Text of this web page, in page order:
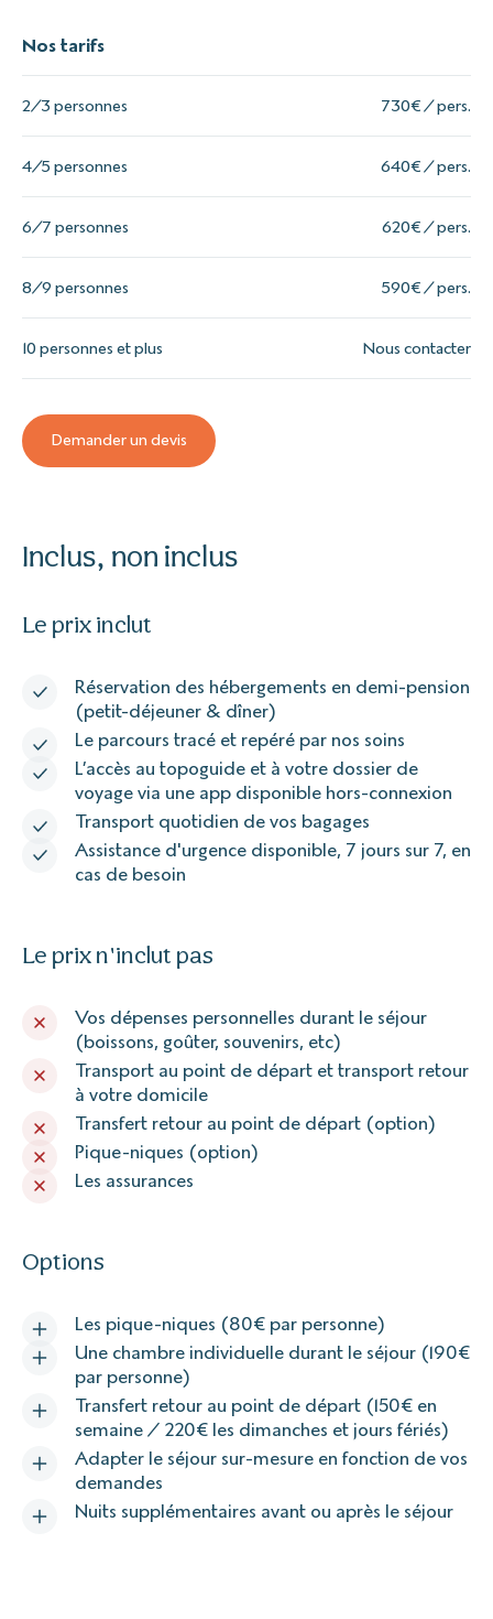
Nos tarifs
2/3 personnes 730€ / pers.
4/5 personnes 640€ / pers.
6/7 personnes 620€ / pers.
8/9 personnes 590€ / pers.
10 personnes et plus Nous contacter
Demander un devis
Inclus, non inclus
Le prix inclut
Réservation des hébergements en demi-pension
(petit-déjeuner & dîner)
Le parcours tracé et repéré par nos soins
L’accès au topoguide et à votre dossier de
voyage via une app disponible hors-connexion
Transport quotidien de vos bagages
Assistance d'urgence disponible, 7 jours sur 7, en
cas de besoin
Le prix n'inclut pas
Vos dépenses personnelles durant le séjour
(boissons, goûter, souvenirs, etc)
Transport au point de départ et transport retour
à votre domicile
Transfert retour au point de départ (option)
Pique-niques (option)
Les assurances
Options
Les pique-niques (80€ par personne)
Une chambre individuelle durant le séjour (190€
par personne)
Transfert retour au point de départ (150€ en
semaine / 220€ les dimanches et jours fériés)
Adapter le séjour sur-mesure en fonction de vos
demandes
Nuits supplémentaires avant ou après le séjour